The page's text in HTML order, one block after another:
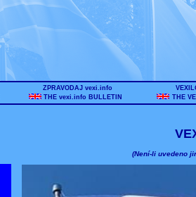
ZPRAVODAJ vexi.info
THE vexi.info BULLETIN
THE
(Není-li uvedeno